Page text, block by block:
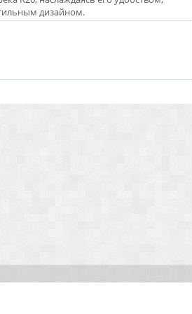
дизайном.